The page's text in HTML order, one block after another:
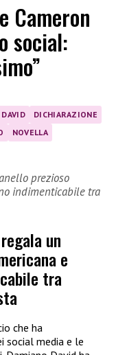
Cameron
social:
DICHIARAZIONE
NOVELLA
prezioso
indimenticabile tra
un
e
tra
che ha
media e le